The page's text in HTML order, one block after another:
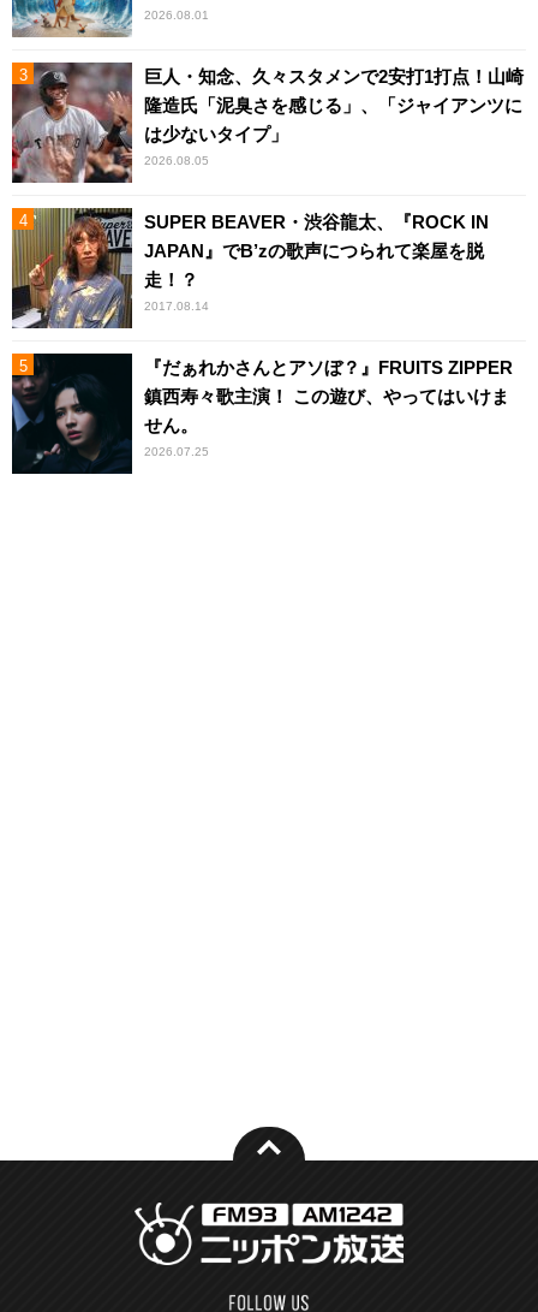
2026.08.01
巨人・知念、久々スタメンで2安打1打点！山崎
隆造氏「泥臭さを感じる」、「ジャイアンツに
は少ないタイプ」
2026.08.05
SUPER BEAVER・渋谷龍太、『ROCK IN
JAPAN』でB’zの歌声につられて楽屋を脱
走！？
2017.08.14
『だぁれかさんとアソぼ？』FRUITS ZIPPER
鎮西寿々歌主演！ この遊び、やってはいけま
せん。
2026.07.25